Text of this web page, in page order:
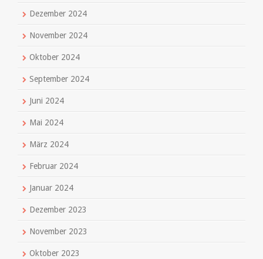
Dezember 2024
November 2024
Oktober 2024
September 2024
Juni 2024
Mai 2024
März 2024
Februar 2024
Januar 2024
Dezember 2023
November 2023
Oktober 2023